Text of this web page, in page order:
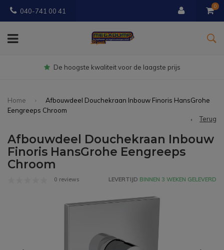
040-741 00 41
0
Gratisbezorgd vanaf € 150
Home
Afbouwdeel Douchekraan Inbouw Finoris HansGrohe
Eengreeps Chroom
Terug
Afbouwdeel Douchekraan Inbouw
Finoris HansGrohe Eengreeps
Chroom
0 reviews LEVERTIJD BINNEN 3 WEKEN GELEVERD